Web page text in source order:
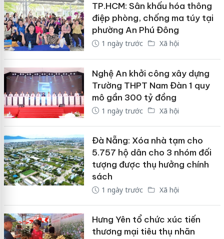
TP.HCM: Sân khấu hóa thông
điệp phòng, chống ma túy tại
phường An Phú Đông
1 ngày trước Xã hội
Nghệ An khởi công xây dựng
Trường THPT Nam Đàn 1 quy
mô gần 300 tỷ đồng
1 ngày trước Xã hội
Đà Nẵng: Xóa nhà tạm cho
5.757 hộ dân cho 3 nhóm đối
tượng được thụ hưởng chính
sách
1 ngày trước Xã hội
Hưng Yên tổ chức xúc tiến
thương mại tiêu thụ nhãn